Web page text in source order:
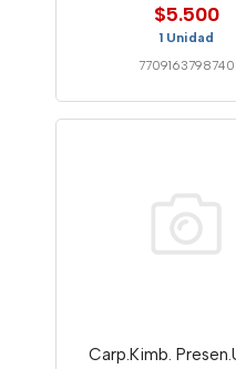
$5.500
1 Unidad
7709163798740
Carp.Kimb.